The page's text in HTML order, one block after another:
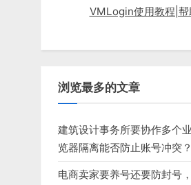
VMLogin使用教程|帮
浏览最多的文章
建筑设计事务所要协作多个
览器隔离能否防止账号冲突？
电商卖家要养号还要防封号